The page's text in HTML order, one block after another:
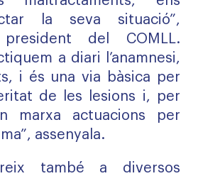
la seva situació”,
del COMLL.
a diari l’anamnesi,
i és una via bàsica per
de les lesions i, per
marxa actuacions per
assenyala.
també a diversos